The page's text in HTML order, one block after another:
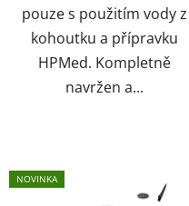
pouze s použitím vody z
kohoutku a přípravku
HPMed. Kompletně
navržen a...
NOVINKA